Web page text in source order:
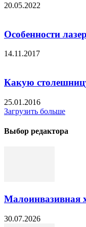
20.05.2022
Особенности
14.11.2017
Какую
25.01.2016
Загрузить больше
Выбор редактора
Малоинвазивная
30.07.2026